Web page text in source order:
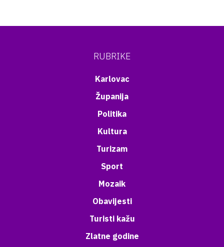
RUBRIKE
Karlovac
Županija
Politika
Kultura
Turizam
Sport
Mozaik
Obavijesti
Turisti kažu
Zlatne godine